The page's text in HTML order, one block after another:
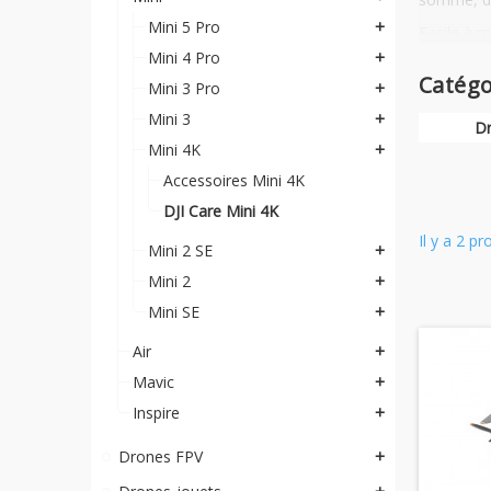
Mini 5 Pro add
Mini 4 Pro add
Mini 3 Pro add
Mini 3 add
Mini 4K add
Accessoires Mini 4K
DJI Care Mini 4K
Mini 2 SE
add
Mini 2 add
Mini SE add
Air add
Mavic add
Inspire add
Drones FPV add
Facile à
Vous
Il y a 2